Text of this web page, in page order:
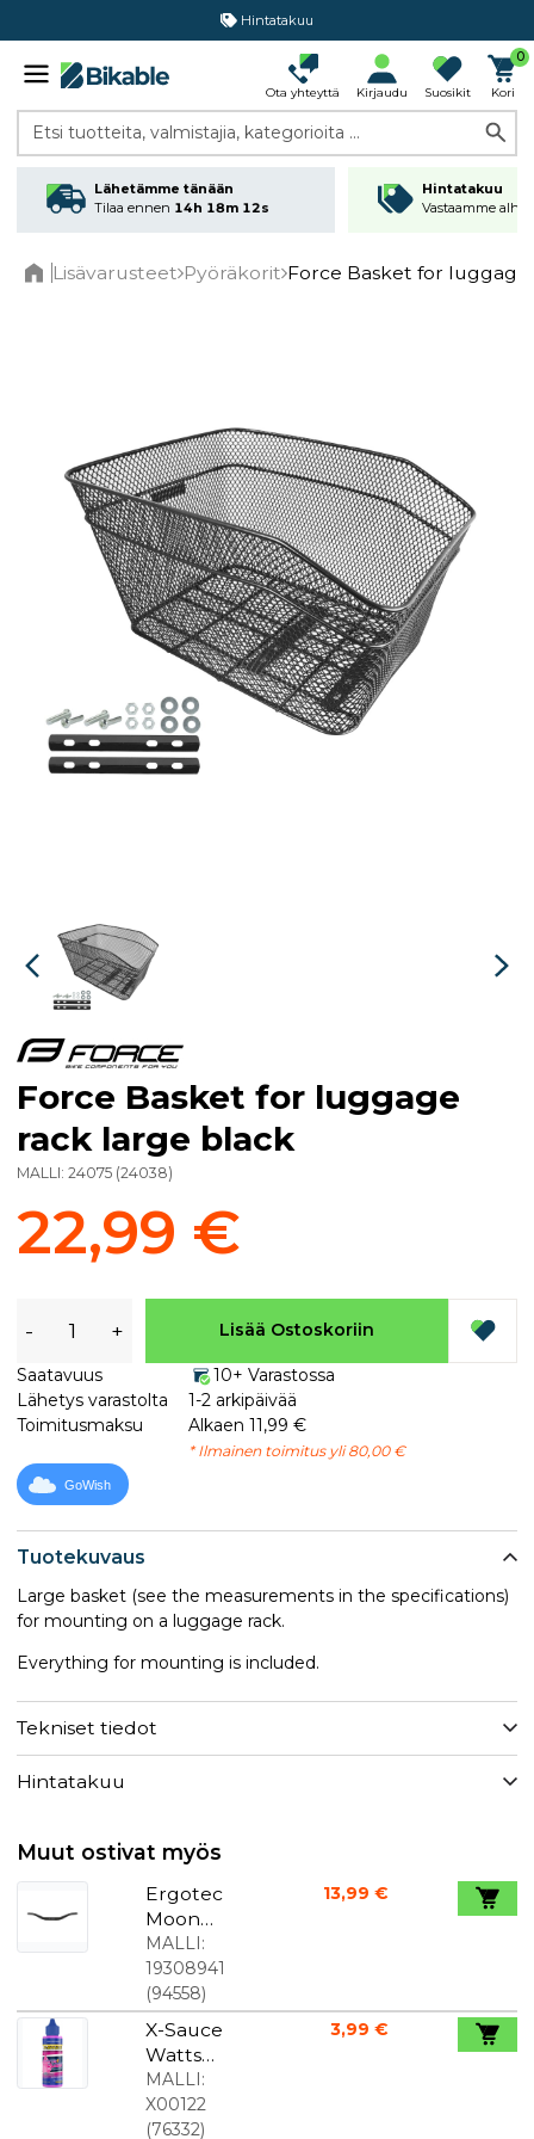
Hintatakuu
Ota yhteyttä Kirjaudu Suosikit
0
Kori
Etsi tuotteita, valmistajia, kategorioita ...
Lähetämme tänään
Tilaa ennen 14h 18m 12s
Hintatakuu
Vastaamme
Lisävarusteet Pyöräkorit Force Basket for
Tuotekuvaus
Large basket (see the measurements in the specifications)
for mounting on a luggage rack.
Everything for mounting is included.
Tekniset tiedot
Hintatakuu
Force Basket for luggage
rack large black
MALLI: 24075 (24038)
22,99 €
- + Lisää Ostoskoriin
Saatavuus
10+ Varastossa
Lähetys varastolta
1-2 arkipäivää
Toimitusmaksu
Alkaen 11,99 €
* Ilmainen toimitus yli 80,00 €
GoWish
Muut ostivat myös
Ergotec
Moon
Cruiser -
ohjaustank
o citybike
Ø31,8 mm
610 mm
safety level
4 musta
MALLI:
19308941
(94558)
13,99 €
X-Sauce
Watts
ketjuöljy
30ml
MALLI:
X00122
(76332)
3,99 €